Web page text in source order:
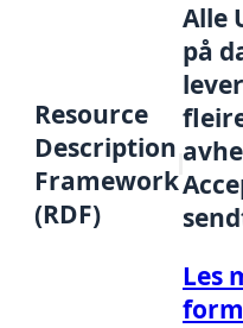
Resource
Description
Framework
(RDF)
Alle
på
Les